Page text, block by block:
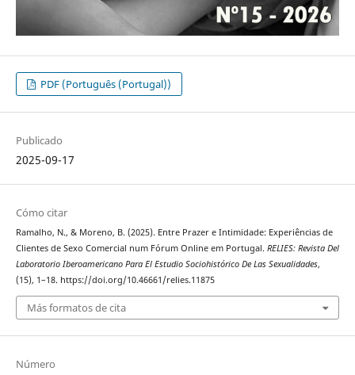
PDF (Português (Portugal))
Publicado
2025-09-17
Cómo citar
Ramalho, N., & Moreno, B. (2025). Entre Prazer e Intimidade: Experiências de
Clientes de Sexo Comercial num Fórum Online em Portugal. RELIES: Revista Del
Laboratorio Iberoamericano Para El Estudio Sociohistórico De Las Sexualidades,
(15), 1–18. https://doi.org/10.46661/relies.11875
Más formatos de cita
Número